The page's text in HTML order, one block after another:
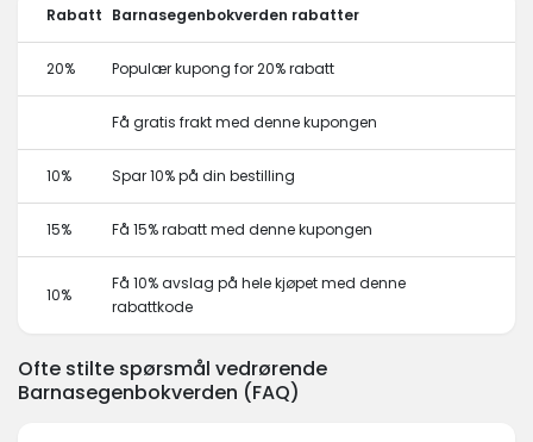
Rabatt Barnasegenbokverden rabatter
20% Populær kupong for 20% rabatt
Få gratis frakt med denne kupongen
10% Spar 10% på din bestilling
15% Få 15% rabatt med denne kupongen
10%
Få 10% avslag på hele kjøpet med denne
rabattkode
Ofte stilte spørsmål vedrørende
Barnasegenbokverden (FAQ)